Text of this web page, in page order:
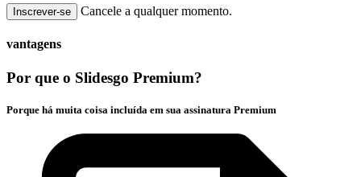
Inscrever-se Cancele a qualquer momento.
vantagens
Por que o Slidesgo Premium?
Porque há muita coisa incluída em sua assinatura Premium